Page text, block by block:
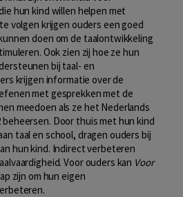
hun kind willen helpen met
volgen krijgen ouders een goed
doen om de taalontwikkeling
Ook zien zij hoe ze hun
bij taal- en
krijgen informatie over de
met gesprekken met de
meedoen als ze het Nederlands
beheersen. Door thuis met hun kind
taal en school, dragen ouders bij
hun kind. Indirect verbeteren
Voor ouders kan Voor
zijn om hun eigen